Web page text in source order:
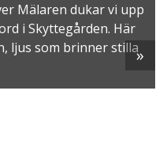
dukar vi upp
i Skyttegården. Här
som brinner stilla
»